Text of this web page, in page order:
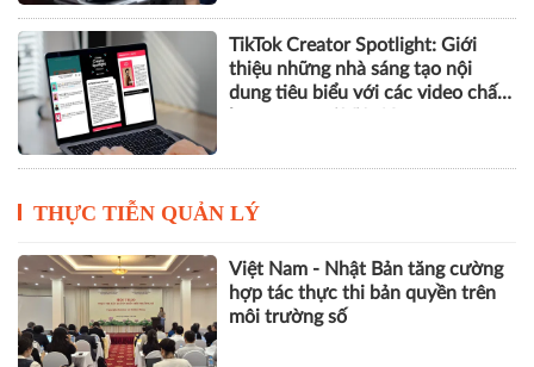
TikTok Creator Spotlight: Giới
thiệu những nhà sáng tạo nội
dung tiêu biểu với các video chất
THỰC TIỄN QUẢN LÝ
Việt Nam - Nhật Bản tăng cường
hợp tác thực thi bản quyền trên
môi trường số